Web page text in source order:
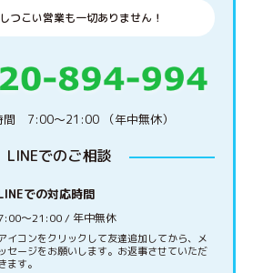
つこい営業も一切ありません！
間 7:00〜21:00 （年中無休）
LINEでのご相談
での対応時間
〜21:00 / 年中無休
イコンをクリックして友達追加してから、メ
ッセージをお願いします。お返事させていただ
ます。